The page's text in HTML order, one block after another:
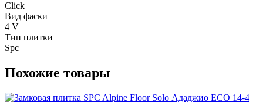
Click
Вид фаски
4 V
Тип плитки
Spc
Похожие товары